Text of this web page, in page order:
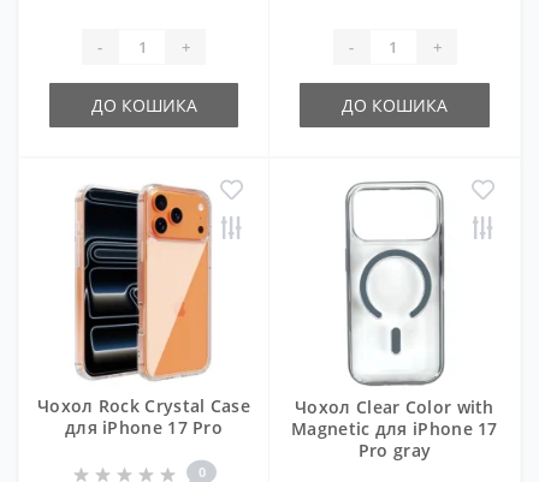
- +
ДО КОШИКА
- +
ДО КОШИКА
Чохол Rock Crystal Case
для iPhone 17 Pro
0
Чохол Clear Color with
Magnetic для iPhone 17
Pro gray